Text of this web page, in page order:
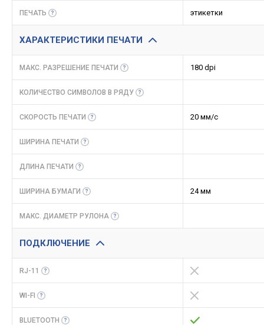
ПЕЧАТЬ этикетки
ХАРАКТЕРИСТИКИ ПЕЧАТИ
МАКС. РАЗРЕШЕНИЕ ПЕЧАТИ 180 dpi
КОЛИЧЕСТВО СИМВОЛОВ В РЯДУ
СКОРОСТЬ ПЕЧАТИ 20 мм/с
ШИРИНА ПЕЧАТИ
ДЛИНА ПЕЧАТИ
ШИРИНА БУМАГИ 24 мм
МАКС. ДИАМЕТР РУЛОНА
ПОДКЛЮЧЕНИЕ
RJ-11
WI-FI
BLUETOOTH